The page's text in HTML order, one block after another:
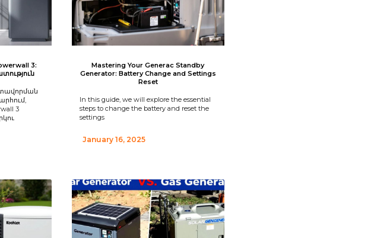
3:
3
Mastering Your Generac Standby
Generator: Battery Change and Settings
Reset
In this guide, we will explore the essential
steps to change the battery and reset the
settings
January 16, 2025